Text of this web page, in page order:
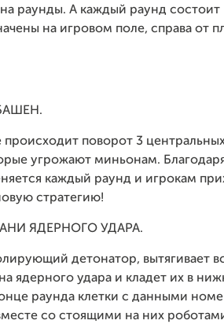
раунды. А каждый раунд состоит
на игровом поле, справа от
происходит поворот 3
угрожают миньонам.
каждый раунд и игрокам
стратегию!
ЯДЕРНОГО УДАРА.
детонатор, вытягивает
ядерного удара и кладет их в
раунда клетки с данными
со стоящими на них